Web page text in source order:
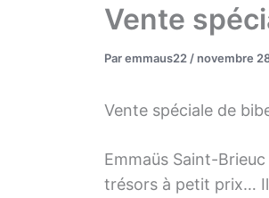
Vente
Paremmaus22 / novembre
Vente spéciale de
Emmaüs Saint-
trésors à petit prix…